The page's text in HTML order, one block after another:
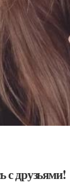
с друзьями!